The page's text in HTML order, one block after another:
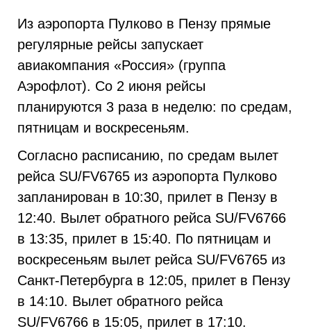
Из аэропорта Пулково в Пензу прямые
регулярные рейсы запускает
авиакомпания «Россия» (группа
Аэрофлот). Со 2 июня рейсы
планируются 3 раза в неделю: по средам,
пятницам и воскресеньям.
Согласно расписанию, по средам вылет
рейса SU/FV6765 из аэропорта Пулково
запланирован в 10:30, прилет в Пензу в
12:40. Вылет обратного рейса SU/FV6766
в 13:35, прилет в 15:40. По пятницам и
воскресеньям вылет рейса SU/FV6765 из
Санкт-Петербурга в 12:05, прилет в Пензу
в 14:10. Вылет обратного рейса
SU/FV6766 в 15:05, прилет в 17:10.